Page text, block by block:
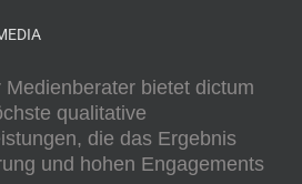
bietet dictum
qualitative
die das Ergebnis
und hohen Engagements